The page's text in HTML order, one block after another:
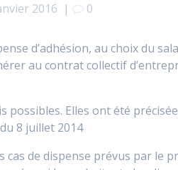
2016 | 0
d’adhésion, au choix du
au contrat collectif
Elles ont été
8 juillet 2014
cas de dispense prévus par le